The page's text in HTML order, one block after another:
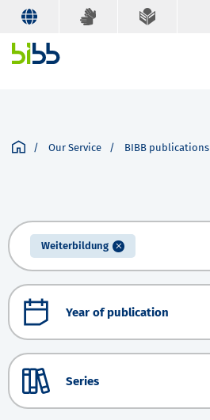
Our Service BIBB publications
Weiterbildung
Year of publication
Series